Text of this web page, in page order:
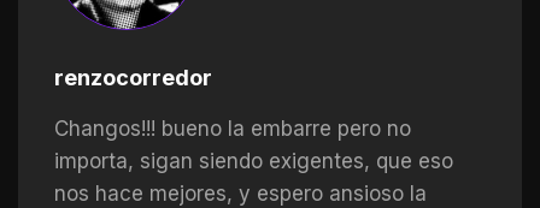
renzocorredor
Changos!!! bueno la embarre pero no
importa, sigan siendo exigentes, que eso
nos hace mejores, y espero ansioso la